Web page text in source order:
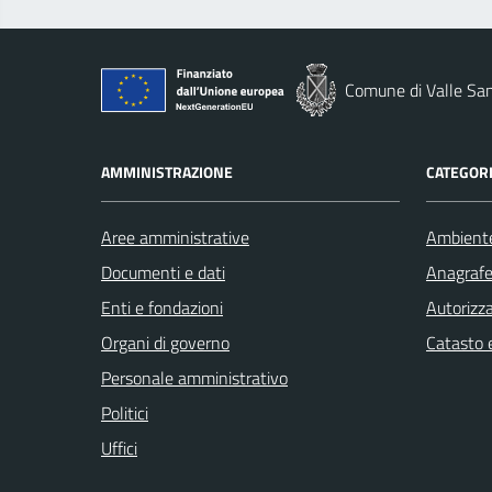
Comune di Valle
AMMINISTRAZIONE
Aree amministrative
Documenti e dati
Enti e fondazioni
Organi di governo
Personale amministrativo
Politici
Uffici
Catasto